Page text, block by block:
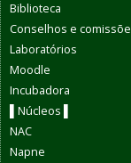
Biblioteca
Conselhos e
Laboratórios
Moodle
Incubadora
▌Núcleos ▌
NAC
Napne